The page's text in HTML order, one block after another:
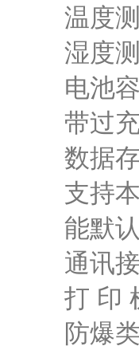
温度
湿度
电池
带过
数据
支持
能默
通讯
打 印
防爆